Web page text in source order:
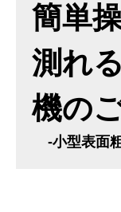
簡単
測れ
機の
-小型表面